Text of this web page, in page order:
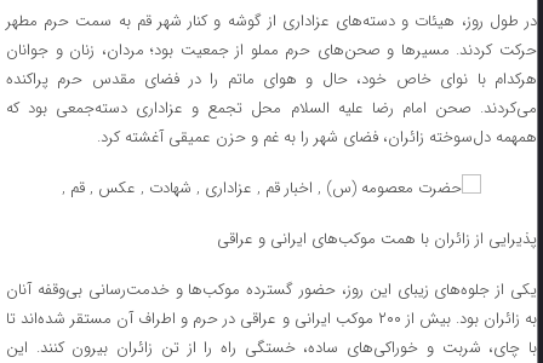
در طول روز، هیئات و دسته‌های عزاداری از گوشه و کنار شهر قم به سمت حرم مطهر
حرکت کردند. مسیرها و صحن‌های حرم مملو از جمعیت بود؛ مردان، زنان و جوانان
هرکدام با نوای خاص خود، حال و هوای ماتم را در فضای مقدس حرم پراکنده
می‌کردند. صحن امام رضا علیه السلام محل تجمع و عزاداری دسته‌جمعی بود که
همهمه دل‌سوخته زائران، فضای شهر را به غم و حزن عمیقی آغشته کرد.
پذیرایی از زائران با همت موکب‌های ایرانی و عراقی
یکی از جلوه‌های زیبای این روز، حضور گسترده موکب‌ها و خدمت‌رسانی بی‌وقفه آنان
به زائران بود. بیش از ۲۰۰ موکب ایرانی و عراقی در حرم و اطراف آن مستقر شده‌اند تا
با چای، شربت و خوراکی‌های ساده، خستگی راه را از تن زائران بیرون کنند. این